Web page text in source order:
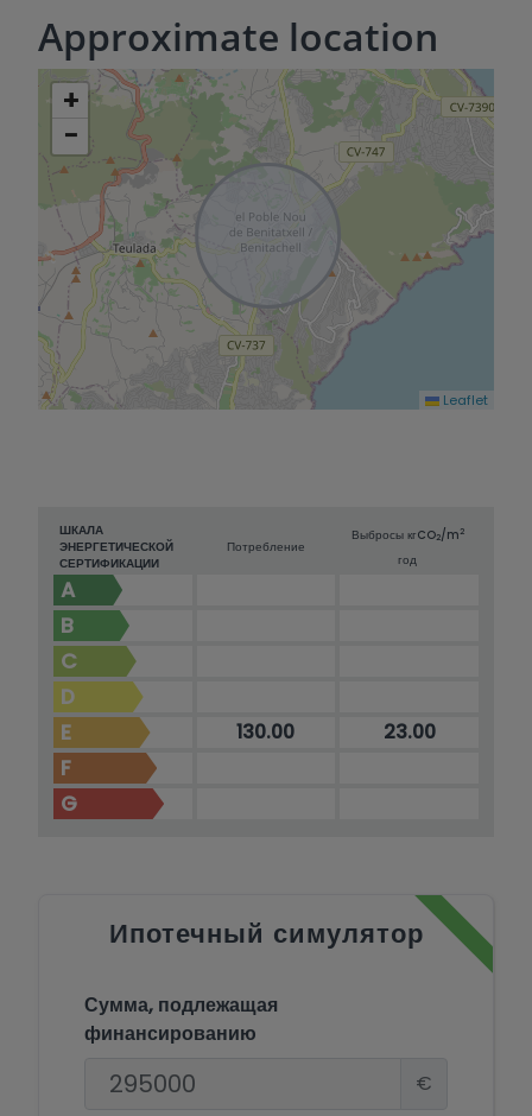
Approximate location
+
−
Leaflet
ШКАЛА
ЭНЕРГЕТИЧЕСКОЙ
СЕРТИФИКАЦИИ
Потребление
Выбросы кгCO2/m2
год
A
B
C
D
E
130.00 23.00
F
G
Ипотечный симулятор
Сумма, подлежащая
финансированию
€